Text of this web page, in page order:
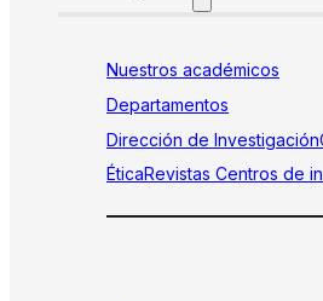
Nuestros académicos
Departamentos
Dirección de Investigación
ÉticaRevistas Centros de